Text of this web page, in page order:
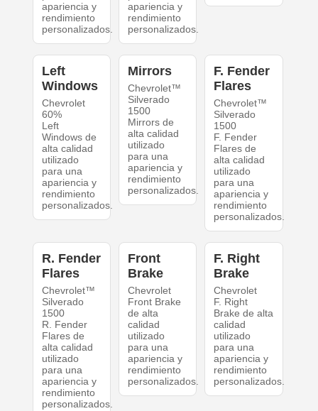
apariencia y
rendimiento
personalizados.
apariencia y
rendimiento
personalizados.
Left
Windows
Chevrolet
60%
Left
Windows de
alta calidad
utilizado
para una
apariencia y
rendimiento
personalizados.
Mirrors
Chevrolet™
Silverado
1500
Mirrors de
alta calidad
utilizado
para una
apariencia y
rendimiento
personalizados.
F. Fender
Flares
Chevrolet™
Silverado
1500
F. Fender
Flares de
alta calidad
utilizado
para una
apariencia y
rendimiento
personalizados.
R. Fender
Flares
Chevrolet™
Silverado
1500
R. Fender
Flares de
alta calidad
utilizado
para una
apariencia y
rendimiento
personalizados.
Front
Brake
Chevrolet
Front Brake
de alta
calidad
utilizado
para una
apariencia y
rendimiento
personalizados.
F. Right
Brake
Chevrolet
F. Right
Brake de alta
calidad
utilizado
para una
apariencia y
rendimiento
personalizados.